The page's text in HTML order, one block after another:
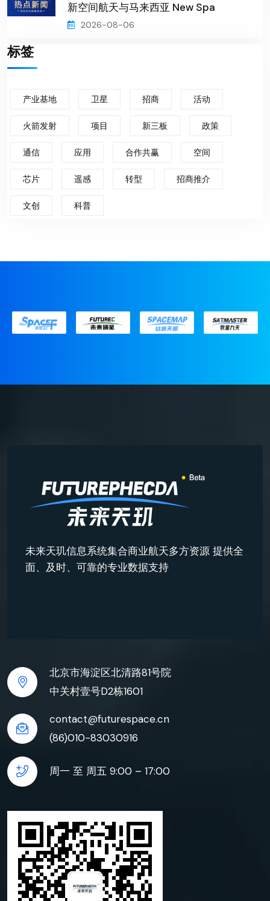
新空间航天与马来西亚 New Spa
2026-08-06
标签
产业基地 卫星 招商 活动
火箭发射 项目 新三板 政策
通信 应用 合作共赢 空间
芯片 遥感 转型 招商推介
文创 科普
未来天玑信息系统集合商业航天多方资源 提供全
面、及时、可靠的专业数据支持
北京市海淀区北清路81号院
中关村壹号D2栋1601
contact@futurespace.cn
(86)010-83030916
周一 至 周五 9:00 – 17:00